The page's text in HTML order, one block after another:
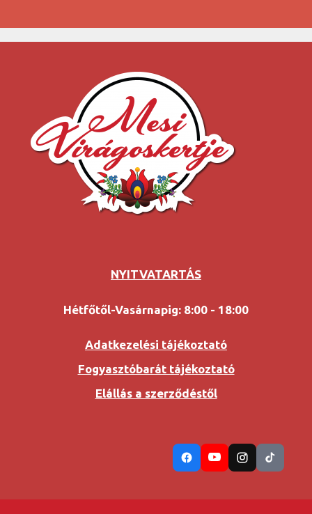
NYITVATARTÁS
Hétfőtől-Vasárnapig: 8:00 - 18:00
Adatkezelési tájékoztató
Fogyasztóbarát tájékoztató
Elállás a szerződéstől